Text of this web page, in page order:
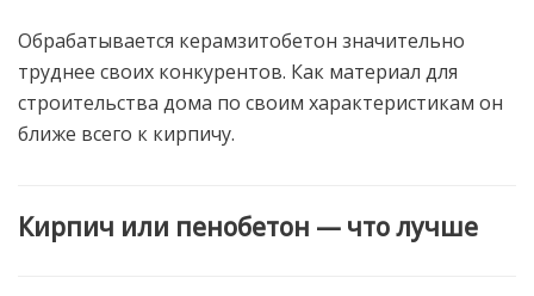
Обрабатывается керамзитобетон значительно
труднее своих конкурентов. Как материал для
строительства дома по своим характеристикам он
ближе всего к кирпичу.
Кирпич или пенобетон — что лучше